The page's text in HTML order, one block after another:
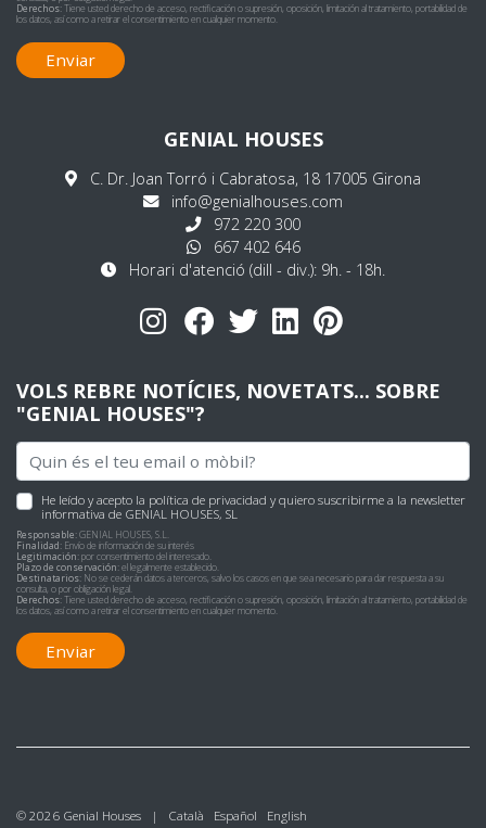
Derechos:Tiene usted derecho de acceso, rectificación o supresión, oposición, limitación al tratamiento, portabilidad de
los datos, así como a retirar el consentimiento en cualquier momento.
Enviar
GENIAL HOUSES
C. Dr. Joan Torró i Cabratosa, 18 17005 Girona
info@genialhouses.com
972 220 300
667 402 646
Horari d'atenció (dill - div.): 9h. - 18h.
VOLS REBRE NOTÍCIES, NOVETATS... SOBRE
"GENIAL HOUSES"?
He leído y acepto la política de privacidad y quiero suscribirme a la newsletter
informativa de GENIAL HOUSES, SL
Responsable:GENIAL HOUSES, S.L.
Finalidad: Envío de información de su interés
Legitimación:por consentimiento del interesado.
Plazo de conservación:el legalmente establecido.
Destinatarios: No se cederán datos a terceros, salvo los casos en que sea necesario para dar respuesta a su
consulta, o por obligación legal.
Derechos:Tiene usted derecho de acceso, rectificación o supresión, oposición, limitación al tratamiento, portabilidad de
los datos, así como a retirar el consentimiento en cualquier momento.
Enviar
© 2026 Genial Houses | Català Español
English